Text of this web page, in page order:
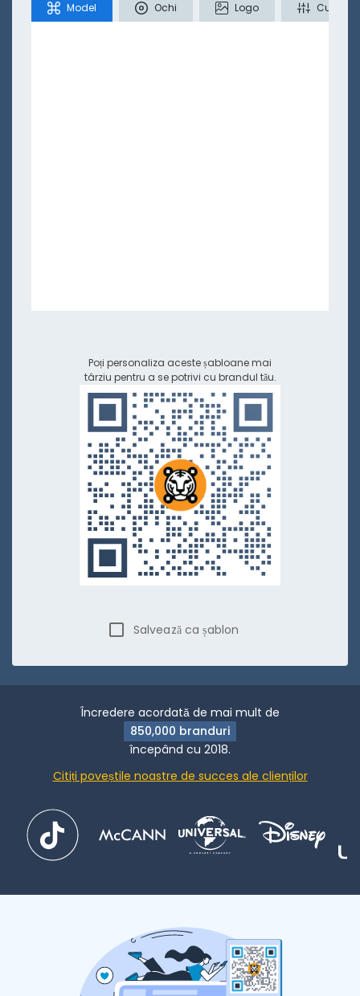
Model Ochi Logo Culori
Poți personaliza aceste șabloane mai
târziu pentru a se potrivi cu brandul tău.
Salvează ca șablon
Încredere acordată de mai mult de
850,000 branduri
începând cu 2018.
Citiți poveștile noastre de succes ale clienților